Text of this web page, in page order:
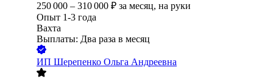
250 000 – 310 000 ₽ за месяц, на руки
Опыт 1-3 года
Вахта
Выплаты: Два раза в месяц
ИП Шерепенко Ольга Андреевна